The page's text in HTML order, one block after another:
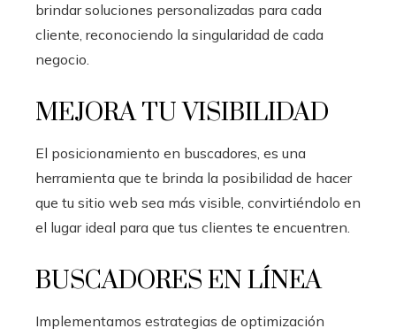
brindar soluciones personalizadas para cada
cliente, reconociendo la singularidad de cada
negocio.
MEJORA TU VISIBILIDAD
El posicionamiento en buscadores, es una
herramienta que te brinda la posibilidad de hacer
que tu sitio web sea más visible, convirtiéndolo en
el lugar ideal para que tus clientes te encuentren.
BUSCADORES EN LÍNEA
Implementamos estrategias de optimización